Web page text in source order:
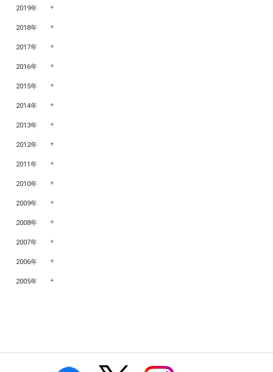
2019年
2018年
2017年
2016年
2015年
2014年
2013年
2012年
2011年
2010年
2009年
2008年
2007年
2006年
2005年